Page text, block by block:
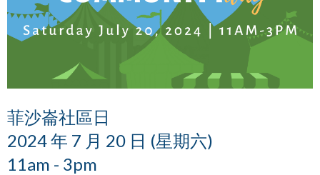
菲沙崙社區日
2024 年 7 月 20 日 (星期六)
11am - 3pm